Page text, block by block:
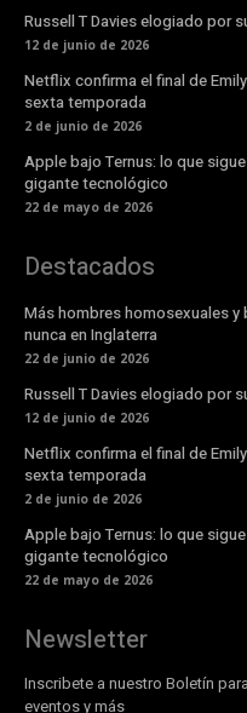
Russell T Davies elogiado por
12 de junio de 2026
Netflix confirma el final de
sexta temporada
2 de junio de 2026
Apple bajo Ternus: lo que
gigante tecnológico
22 de mayo de 2026
Destacados
Más hombres homosexuales
nunca en Inglaterra
22 de junio de 2026
Russell T Davies elogiado por
12 de junio de 2026
Netflix confirma el final de
sexta temporada
2 de junio de 2026
Apple bajo Ternus: lo que
gigante tecnológico
22 de mayo de 2026
Newsletter
Inscribete a nuestro Boletín
eventos y más